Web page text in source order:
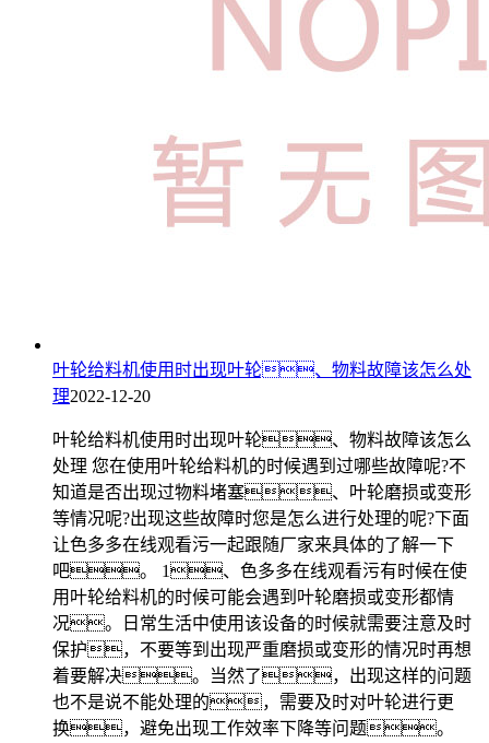
叶轮给料机使用时出现叶轮、物料故障该怎么处
理2022-12-20
叶轮给料机使用时出现叶轮、物料故障该怎么
处理 您在使用叶轮给料机的时候遇到过哪些故障呢?不
知道是否出现过物料堵塞、叶轮磨损或变形
等情况呢?出现这些故障时您是怎么进行处理的呢?下面
让色多多在线观看污一起跟随厂家来具体的了解一下
吧。 1、色多多在线观看污有时候在使
用叶轮给料机的时候可能会遇到叶轮磨损或变形都情
况。日常生活中使用该设备的时候就需要注意及时
保护，不要等到出现严重磨损或变形的情况时再想
着要解决。当然了，出现这样的问题
也不是说不能处理的，需要及时对叶轮进行更
换，避免出现工作效率下降等问题。